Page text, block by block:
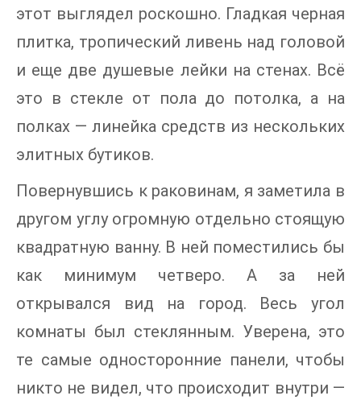
этот выглядел роскошно. Гладкая черная
плитка, тропический ливень над головой
и еще две душевые лейки на стенах. Всё
это в стекле от пола до потолка, а на
полках — линейка средств из нескольких
элитных бутиков.
Повернувшись к раковинам, я заметила в
другом углу огромную отдельно стоящую
квадратную ванну. В ней поместились бы
как минимум четверо. А за ней
открывался вид на город. Весь угол
комнаты был стеклянным. Уверена, это
те самые односторонние панели, чтобы
никто не видел, что происходит внутри —